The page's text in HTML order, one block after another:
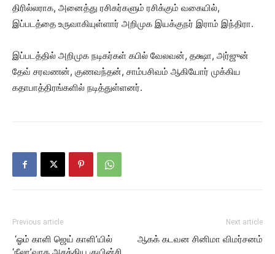
திரில்லராக, அனைத்து ரசிகர்களும் ரசிக்கும் வகையில்,
இப்படத்தை உருவாகியுள்ளார் அறிமுக இயக்குநர் இராம் இந்திரா.
இப்படத்தில் அறிமுக நடிகர்கள் கபில் வேலவன், தக்ஷா, அர்ஜுன்
தேவ் சரவணன், குணவந்தன், சாம்பசிவம் ஆகியோர் முக்கிய
கதாபாத்திரங்களில் நடித்துள்ளனர்.
Previous article
‘ஓம் காளி ஜெய் காளி’யில்
Next article
ஆகக் கடவன சினிமா விமர்சனம்